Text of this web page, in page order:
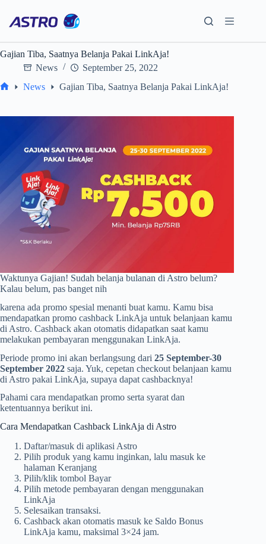
content
Gajian Tiba, Saatnya Belanja Pakai LinkAja!
News
September 25, 2022
News Gajian Tiba, Saatnya Belanja Pakai LinkAja!
Waktunya Gajian! Sudah belanja bulanan di Astro belum?
Kalau belum, pas banget nih
karena ada promo spesial menanti buat kamu. Kamu bisa
mendapatkan promo cashback LinkAja untuk belanjaan kamu
di Astro. Cashback akan otomatis didapatkan saat kamu
melakukan pembayaran menggunakan LinkAja.
Periode promo ini akan berlangsung dari 25 September-30
September 2022 saja. Yuk, cepetan checkout belanjaan kamu
di Astro pakai LinkAja, supaya dapat cashbacknya!
Pahami cara mendapatkan promo serta syarat dan
ketentuannya berikut ini.
Cara Mendapatkan Cashback LinkAja di Astro
Daftar/masuk di aplikasi Astro
Pilih produk yang kamu inginkan, lalu masuk ke
halaman Keranjang
Pilih/klik tombol Bayar
Pilih metode pembayaran dengan menggunakan
LinkAja
Selesaikan transaksi.
Cashback akan otomatis masuk ke Saldo Bonus
LinkAja kamu, maksimal 3×24 jam.